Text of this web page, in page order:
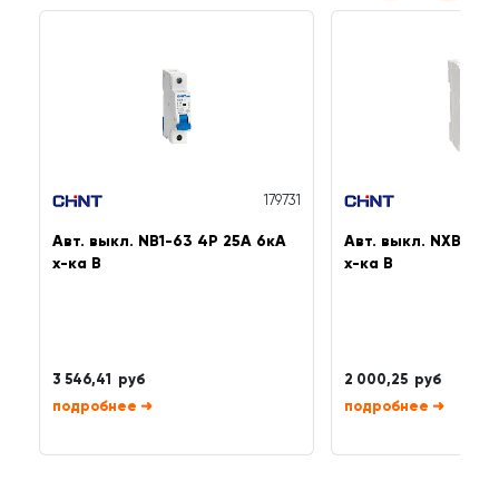
179731
Авт. выкл. NB1-63 4P 25A 6кА
х-ка B
3 546,41 руб
➜
Авт. выкл. NXB-63
х-ка B
2 000,25 руб
➜